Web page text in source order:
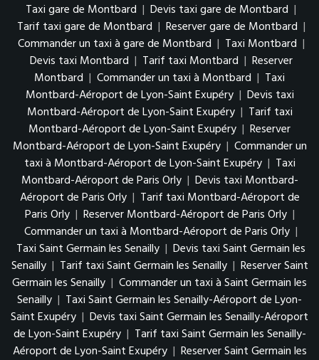
Taxi gare de Montbard | Devis taxi gare de Montbard |
Tarif taxi gare de Montbard | Reserver gare de Montbard |
Commander un taxi à gare de Montbard | Taxi Montbard |
Devis taxi Montbard | Tarif taxi Montbard | Reserver
Montbard | Commander un taxi à Montbard | Taxi
Montbard-Aéroport de Lyon-Saint Exupéry | Devis taxi
Montbard-Aéroport de Lyon-Saint Exupéry | Tarif taxi
Montbard-Aéroport de Lyon-Saint Exupéry | Reserver
Montbard-Aéroport de Lyon-Saint Exupéry | Commander un
taxi à Montbard-Aéroport de Lyon-Saint Exupéry | Taxi
Montbard-Aéroport de Paris Orly | Devis taxi Montbard-
Aéroport de Paris Orly | Tarif taxi Montbard-Aéroport de
Paris Orly | Reserver Montbard-Aéroport de Paris Orly |
Commander un taxi à Montbard-Aéroport de Paris Orly |
Taxi Saint Germain les Senailly | Devis taxi Saint Germain les
Senailly | Tarif taxi Saint Germain les Senailly | Reserver Saint
Germain les Senailly | Commander un taxi à Saint Germain les
Senailly | Taxi Saint Germain les Senailly-Aéroport de Lyon-
Saint Exupéry | Devis taxi Saint Germain les Senailly-Aéroport
de Lyon-Saint Exupéry | Tarif taxi Saint Germain les Senailly-
Aéroport de Lyon-Saint Exupéry | Reserver Saint Germain les